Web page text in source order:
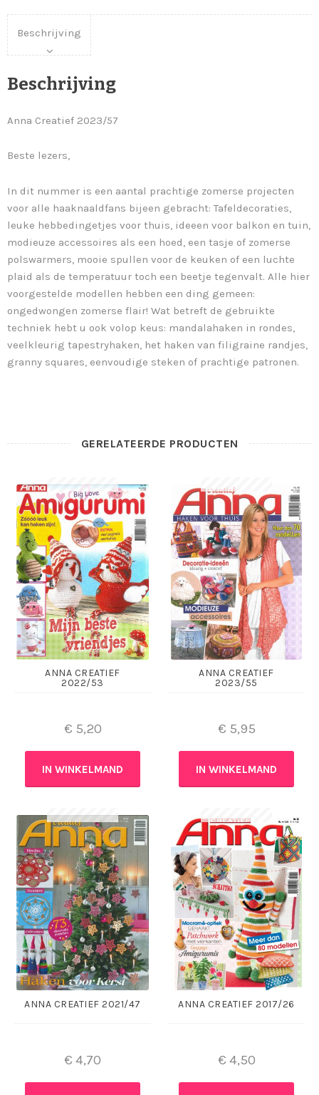
Beschrijving
Beschrijving
Anna Creatief 2023/57
Beste lezers,
In dit nummer is een aantal prachtige zomerse projecten
voor alle haaknaaldfans bijeen gebracht: Tafeldecoraties,
leuke hebbedingetjes voor thuis, ideeen voor balkon en tuin,
modieuze accessoires als een hoed, een tasje of zomerse
polswarmers, mooie spullen voor de keuken of een luchte
plaid als de temperatuur toch een beetje tegenvalt. Alle hier
voorgestelde modellen hebben een ding gemeen:
ongedwongen zomerse flair! Wat betreft de gebruikte
techniek hebt u ook volop keus: mandalahaken in rondes,
veelkleurig tapestryhaken, het haken van filigraine randjes,
granny squares, eenvoudige steken of prachtige patronen.
GERELATEERDE PRODUCTEN
ANNA CREATIEF
2022/53
€ 5,20
IN WINKELMAND
ANNA CREATIEF
2023/55
€ 5,95
IN WINKELMAND
ANNA CREATIEF 2021/47
€ 4,70
ANNA CREATIEF 2017/26
€ 4,50